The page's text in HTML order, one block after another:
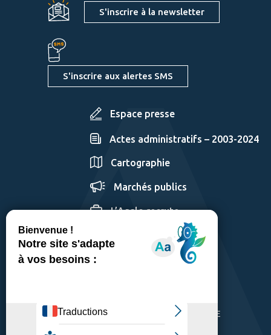
S'inscrire à la newsletter
S'inscrire aux alertes SMS
Espace presse
Actes administratifs – 2003-2024
Cartographie
Marchés publics
L’Agglo recrute
ACCESSIBILITÉ: PARTIELLEMENT CONFORME
POLITIQUE DE CONFIDENTIALITÉ